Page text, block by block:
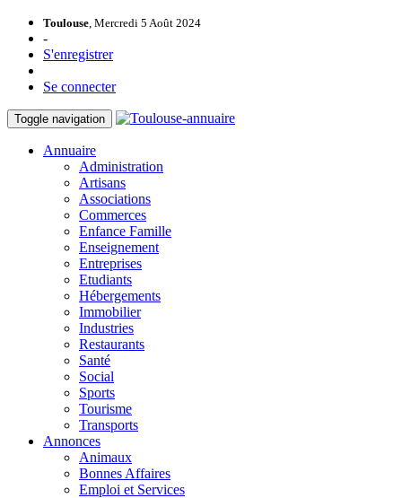
Toulouse, Mercredi 5 Août 2024
-
S'enregistrer
Se connecter
Toggle navigation
Annuaire
Administration
Artisans
Associations
Commerces
Enfance Famille
Enseignement
Entreprises
Etudiants
Hébergements
Immobilier
Industries
Restaurants
Santé
Social
Sports
Tourisme
Transports
Annonces
Animaux
Bonnes Affaires
Emploi et Services